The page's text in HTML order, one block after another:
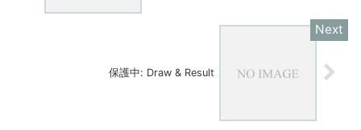
保護中: Draw & Result